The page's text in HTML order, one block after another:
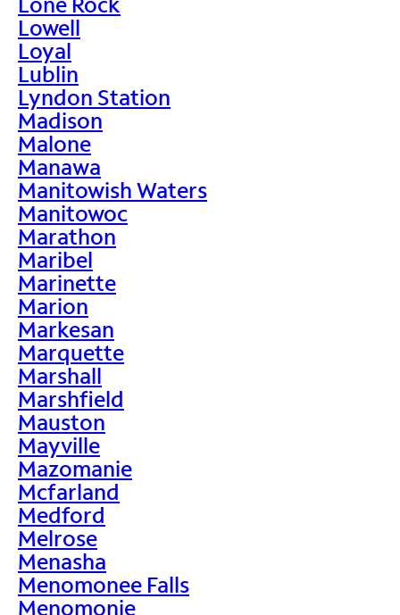
Lowell
Loyal
Lublin
Lyndon Station
Madison
Malone
Manawa
Manitowish Waters
Manitowoc
Marathon
Maribel
Marinette
Marion
Markesan
Marquette
Marshall
Marshfield
Mauston
Mayville
Mazomanie
Mcfarland
Medford
Melrose
Menasha
Menomonee Falls
Menomonie